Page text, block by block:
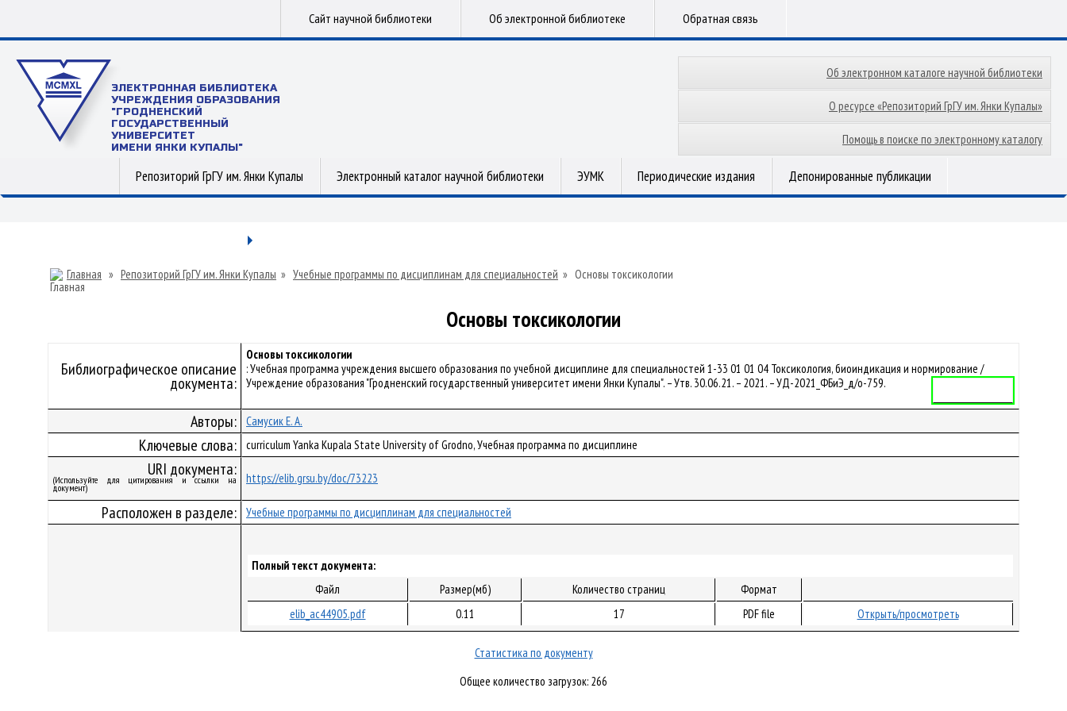
Сайт научной библиотеки Об электронной библиотеке Обратная связь
ЭЛЕКТРОННАЯ БИБЛИОТЕКА
УЧРЕЖДЕНИЯ ОБРАЗОВАНИЯ
"ГРОДНЕНСКИЙ
ГОСУДАРСТВЕННЫЙ
УНИВЕРСИТЕТ
ИМЕНИ ЯНКИ КУПАЛЫ"
Об электронном каталоге научной библиотеки
О ресурсе «Репозиторий ГрГУ им. Янки Купалы»
Помощь в поиске по электронному каталогу
Репозиторий ГрГУ им. Янки Купалы Электронный каталог научной библиотеки ЭУМК Периодические издания Депонированные публикации
Главная » Репозиторий ГрГУ им. Янки Купалы » Учебные программы по дисциплинам для специальностей » Основы токсикологии
Основы токсикологии
Библиографическое описание
документа:
Основы токсикологии
: Учебная программа учреждения высшего образования по учебной дисциплине для специальностей 1-33 01 01 04 Токсикология, биоиндикация и нормирование /
Учреждение образования "Гродненский государственный университет имени Янки Купалы". – Утв. 30.06.21. – 2021. – УД-2021_ФБиЭ_д/о-759.
Авторы: Самусик Е. А.
Ключевые слова: curriculum Yanka Kupala State University of Grodno, Учебная программа по дисциплине
URI документа:
(Используйте для цитирования и ссылки на
документ)
https://elib.grsu.by/doc/73223
Расположен в разделе: Учебные программы по дисциплинам для специальностей
Полный текст документа:
Файл
Размер(мб) Количество страниц
Формат
elib_ac44905.pdf
0.11 17 PDF file Открыть/просмотреть
Статистика по документу
Общее количество загрузок: 266